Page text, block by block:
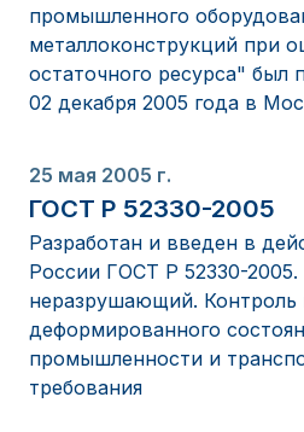
промышленного
металлоконструкций при
остаточного ресурса" был
02 декабря 2005 года в
25 мая 2005 г.
ГОСТ Р 52330-2005
Разработан и введен в
России ГОСТ Р 52330-2005.
неразрушающий. Контроль
деформированного
промышленности и
требования